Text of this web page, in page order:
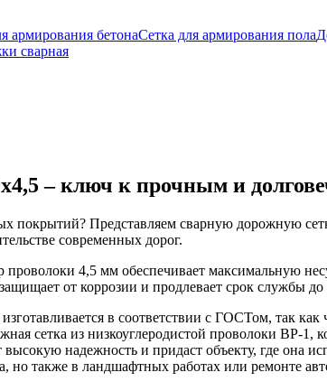
армирования бетонаСетка для армирования пола
сварная
– ключ к прочным и
покрытий? Представляем сварную дорожную
современных дорог.
4,5 мм обеспечивает максимальную
от коррозии и продлевает срок службы
в соответствии с ГОСТом, так
сетка из низкоуглеродистой проволоки ВР-
надежность и придаст объекту, где она
но также в ландшафтных работах или ремонте